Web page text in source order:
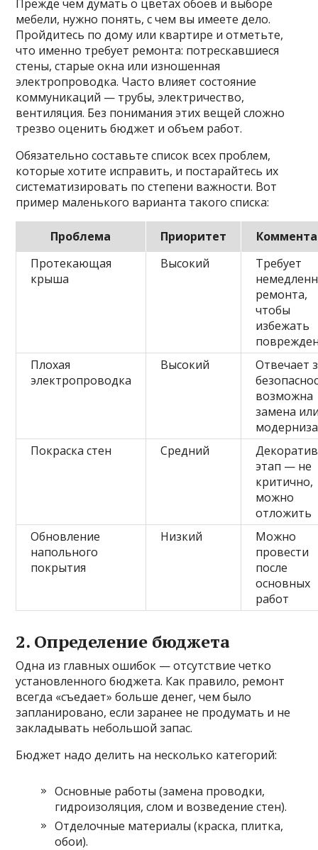
Прежде чем думать о цветах обоев и выборе
мебели, нужно понять, с чем вы имеете дело.
Пройдитесь по дому или квартире и отметьте,
что именно требует ремонта: потрескавшиеся
стены, старые окна или изношенная
электропроводка. Часто влияет состояние
коммуникаций — трубы, электричество,
вентиляция. Без понимания этих вещей сложно
трезво оценить бюджет и объем работ.
Обязательно составьте список всех проблем,
которые хотите исправить, и постарайтесь их
систематизировать по степени важности. Вот
пример маленького варианта такого списка:
Проблема Приоритет
Протекающая
крыша
Высокий
Требует
ремонта,
чтобы
избежать
Плохая
электропроводка
Высокий
Отвечает
возможна
замена
Покраска стен
Средний
этап — не
критично,
можно
отложить
Обновление
напольного
покрытия
Низкий
Можно
провести
после
основных
работ
2. Определение бюджета
Одна из главных ошибок — отсутствие четко
установленного бюджета. Как правило, ремонт
всегда «съедает» больше денег, чем было
запланировано, если заранее не продумать и не
закладывать небольшой запас.
Бюджет надо делить на несколько категорий:
Основные работы (замена проводки,
гидроизоляция, слом и возведение стен).
Отделочные материалы (краска, плитка,
обои).